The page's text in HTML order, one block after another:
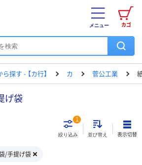
カゴ
メニュー
探す - 【カ行】 カ 菅公工業
げ袋
絞り込み
1
並び替え 表示切替
/手提げ袋